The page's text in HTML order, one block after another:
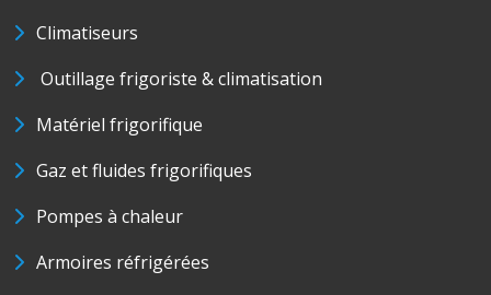
Climatiseurs
Outillage frigoriste & climatisation
Matériel frigorifique
Gaz et fluides frigorifiques
Pompes à chaleur
Armoires réfrigérées